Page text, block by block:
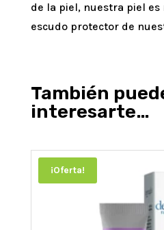
de la piel, nuestra piel es
escudo protector de
También
interesarte…
¡Oferta!